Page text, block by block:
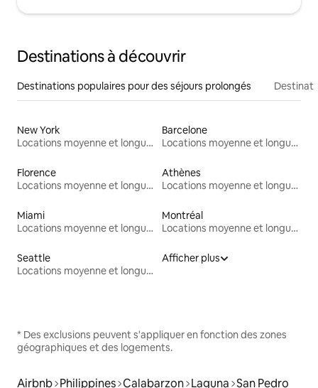
Destinations à découvrir
Destinations populaires pour des séjours prolongés
New York
Locations moyenne et longue durée
Barcelone
Locations moyenne et longue durée
Florence
Locations moyenne et longue durée
Athènes
Locations moyenne et longue durée
Miami
Locations moyenne et longue durée
Montréal
Locations moyenne et longue durée
Seattle
Locations moyenne et longue durée
Afficher plus
* Des exclusions peuvent s'appliquer en fonction des zones
géographiques et des logements.
Airbnb Philippines Calabarzon Laguna San Pedro